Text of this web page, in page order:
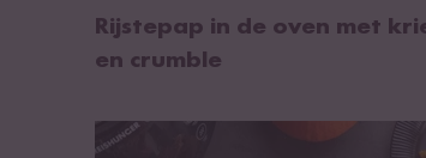
Rijstepap in de oven met
en crumble